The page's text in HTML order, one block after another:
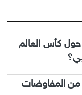
حول كأس العالم
من المفاوضات